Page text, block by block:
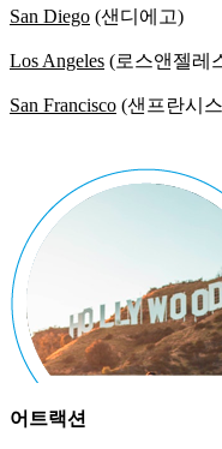
San Diego (샌디에고)
Los Angeles (로스앤젤레
San Francisco (샌프란시
어트랙션